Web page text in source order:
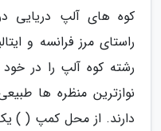
کوه های آلپ دریایی
راستای مرز فرانسه و
رشته کوه آلپ را در
نوازترین منظره ها
دارند. از محل کمپ ( )